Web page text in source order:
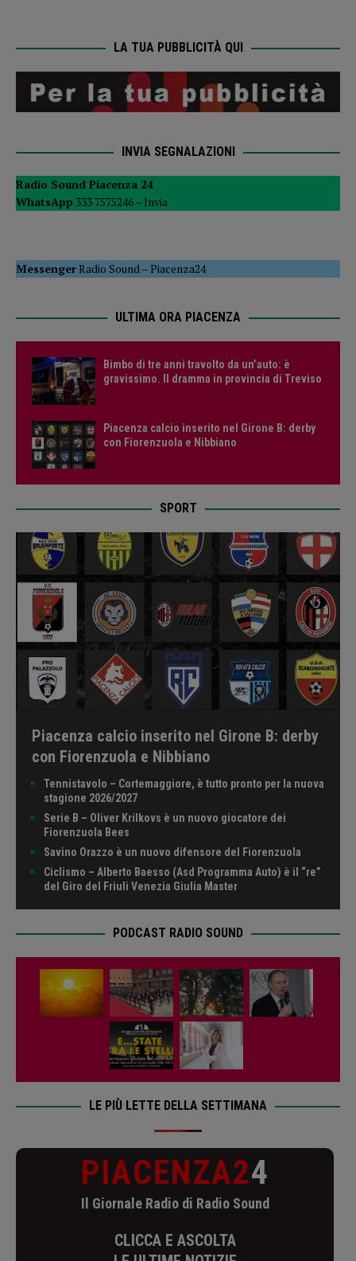
LA TUA PUBBLICITÀ QUI
INVIA SEGNALAZIONI
Radio Sound Piacenza 24
WhatsApp 333 7575246 – Invia
MessengerRadio Sound –Piacenza24
ULTIMA ORA PIACENZA
Bimbo di tre anni travolto da un’auto: è
gravissimo. Il dramma in provincia di Treviso
Piacenza calcio inserito nel Girone B: derby
con Fiorenzuola e Nibbiano
SPORT
Piacenza calcio inserito nel Girone B: derby
con Fiorenzuola e Nibbiano
Tennistavolo – Cortemaggiore, è tutto pronto per la nuova
stagione 2026/2027
Serie B – Oliver Krilkovs è un nuovo giocatore dei
Fiorenzuola Bees
Savino Orazzo è un nuovo difensore del Fiorenzuola
Ciclismo – Alberto Baesso (Asd Programma Auto) è il “re”
del Giro del Friuli Venezia Giulia Master
PODCAST RADIO SOUND
LE PIÙ LETTE DELLA SETTIMANA
PIACENZA24
Il Giornale Radio di Radio Sound
CLICCA E ASCOLTA